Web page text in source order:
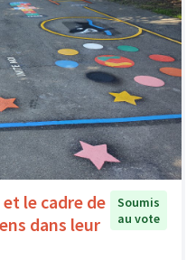
le cadre de
dans leur
Soumis
au vote